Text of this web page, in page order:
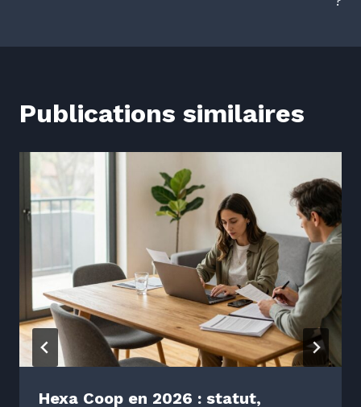
Publications similaires
Hexa Coop en 2026 : statut,